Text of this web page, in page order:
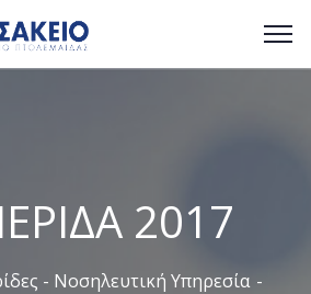
2017
- Νοσηλευτική Υπηρεσία